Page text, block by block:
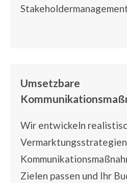
Umsetzbare
Wir entwickeln
Zielen passen und Ihr